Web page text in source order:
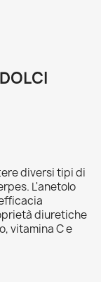
diversi tipi di
L'anetolo
diuretiche
vitamina C e